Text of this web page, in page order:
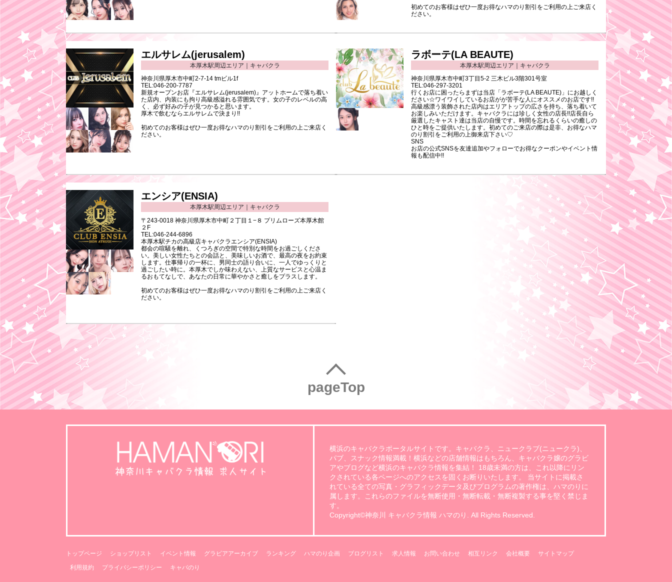
初めてのお客様はぜひ一度お得なハマのり割引をご利用の上ご来店く
ださい。
エルサレム(jerusalem)
本厚木駅周辺エリア｜キャバクラ
神奈川県厚木市中町2-7-14 tmビル1f
TEL:046-200-7787
新規オープンお店『エルサレム(jerusalem)』アットホームで落ち着い
た店内、内装にも拘り高級感溢れる雰囲気です。女の子のレベルの高
く、必ず好みの子が見つかると思います。
厚木で飲むならエルサレムで決まり!!
初めてのお客様はぜひ一度お得なハマのり割引をご利用の上ご来店く
ださい。
ラボーテ(LA BEAUTE)
本厚木駅周辺エリア｜キャバクラ
神奈川県厚木市中町3丁目5-2 三木ビル3階301号室
TEL:046-297-3201
行くお店に困ったらまずは当店「ラボーテ(LA BEAUTE)」にお越しく
ださい☆ワイワイしているお店がが苦手な人にオススメのお店です!!
高級感漂う装飾された店内はエリアトップの広さを持ち、落ち着いて
お楽しみいただけます。キャバクラには珍しく女性の店長!!店長自ら
厳選したキャスト達は当店の自慢です。時間を忘れるくらいの癒しの
ひと時をご提供いたします。初めてのご来店の際は是非、お得なハマ
のり割引をご利用の上御来店下さい♡
SNS
お店の公式SNSを友達追加やフォローでお得なクーポンやイベント情
報も配信中!!
エンシア(ENSIA)
本厚木駅周辺エリア｜キャバクラ
〒243-0018 神奈川県厚木市中町２丁目１−８ プリムローズ本厚木館
２F
TEL:046-244-6896
本厚木駅チカの高級店キャバクラエンシア(ENSIA)
都会の喧騒を離れ、くつろぎの空間で特別な時間をお過ごしくださ
い。美しい女性たちとの会話と、美味しいお酒で、最高の夜をお約束
します。仕事帰りの一杯に、男同士の語り合いに、一人でゆっくりと
過ごしたい時に。本厚木でしか味わえない、上質なサービスと心温ま
るおもてなしで、あなたの日常に華やかさと癒しをプラスします。
初めてのお客様はぜひ一度お得なハマのり割引をご利用の上ご来店く
ださい。
pageTop
横浜のキャバクラポータルサイトです。キャバクラ、ニュークラブ(ニュークラ)、
パブ、スナック情報満載！横浜などの店舗情報はもちろん、キャバクラ嬢のグラビ
アやブログなど横浜のキャバクラ情報を集結！ 18歳未満の方は、これ以降にリン
クされている各ページへのアクセスを固くお断りいたします。 当サイトに掲載さ
れている全ての写真・グラフィックデータ及びプログラムの著作権は、ハマのりに
属します。これらのファイルを無断使用・無断転載・無断複製する事を堅く禁じま
す。
Copyright©神奈川 キャバクラ情報 ハマのり. All Rights Reserved.
トップページ ショップリスト イベント情報 グラビアアーカイブ ランキング ハマのり企画 ブログリスト 求人情報 お問い合わせ 相互リンク 会社概要
サイトマップ
利用規約
プライバシーポリシー キャバのり